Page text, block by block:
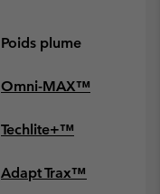
Poids plume
Omni-MAX™
Techlite+™
Adapt Trax™